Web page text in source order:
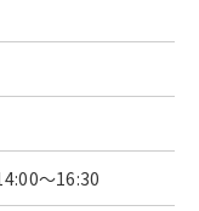
～16:30